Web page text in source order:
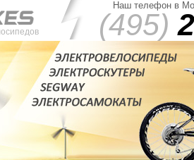
Наш телефон в
(495)